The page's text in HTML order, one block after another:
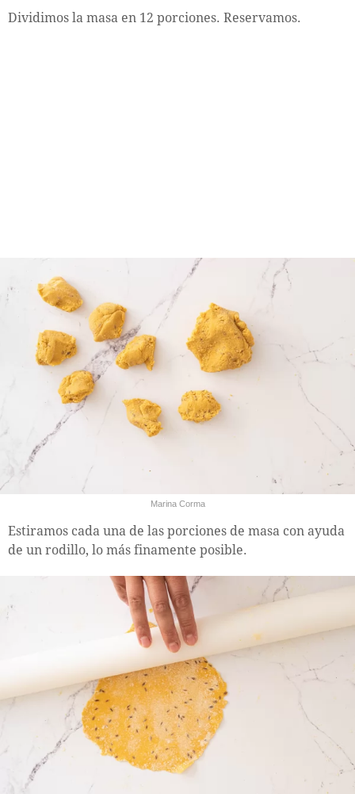
Dividimos la masa en 12 porciones. Reservamos.
Marina Corma
Estiramos cada una de las porciones de masa con ayuda
de un rodillo, lo más finamente posible.